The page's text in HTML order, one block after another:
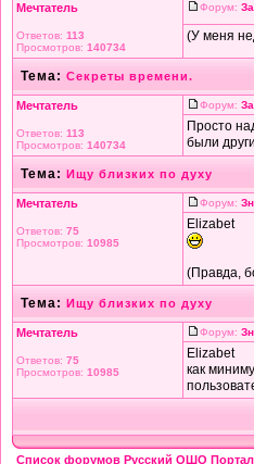
Мечтатель
Ответов: 113
Просмотров: 140734
Форум:
(У меня
Тема: Секреты времени.
Мечтатель
Ответов: 113
Просмотров: 140734
Форум:
Просто
были
Тема: Ищу близких по духу
Мечтатель
Ответов: 75
Просмотров: 10985
Форум:
Elizabet
(Правда,
Тема: Ищу близких по духу
Мечтатель
Ответов: 75
Просмотров: 10985
Форум:
Elizabet
как
Список форумов Русский ОШО Портал